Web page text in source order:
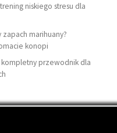
niskiego stresu dla
marihuany?
konopi
przewodnik dla